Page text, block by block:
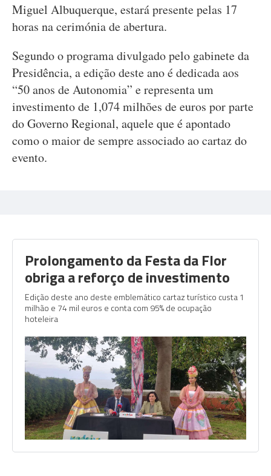
Miguel Albuquerque, estará presente pelas 17
horas na cerimónia de abertura.
Segundo o programa divulgado pelo gabinete da
Presidência, a edição deste ano é dedicada aos
“50 anos de Autonomia” e representa um
investimento de 1,074 milhões de euros por parte
do Governo Regional, aquele que é apontado
como o maior de sempre associado ao cartaz do
evento.
Prolongamento da Festa da Flor
obriga a reforço de investimento
Edição deste ano deste emblemático cartaz turístico custa 1
milhão e 74 mil euros e conta com 95% de ocupação
hoteleira